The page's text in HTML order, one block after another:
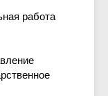
работа